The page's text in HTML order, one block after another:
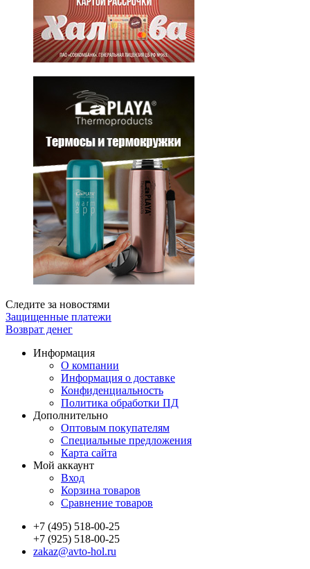
Следите за новостями
Защищенные платежи
Возврат денег
Информация
О компании
Информация о доставке
Конфиденциальность
Политика обработки ПД
Дополнительно
Оптовым покупателям
Специальные предложения
Карта сайта
Мой аккаунт
Вход
Корзина товаров
Сравнение товаров
+7 (495) 518-00-25
+7 (925) 518-00-25
zakaz@avto-hol.ru